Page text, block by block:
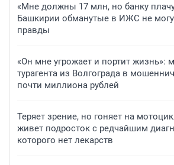
«Мне должны 17 млн, но банку
Башкирии обманутые в ИЖС не
правды
«Он мне угрожает и портит жизнь»:
турагента из Волгограда в
почти миллиона рублей
Теряет зрение, но гоняет на
живет подросток с редчайшим
которого нет лекарств